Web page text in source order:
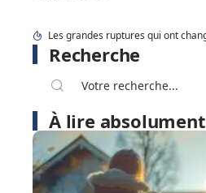
Recherche
À lire absolument